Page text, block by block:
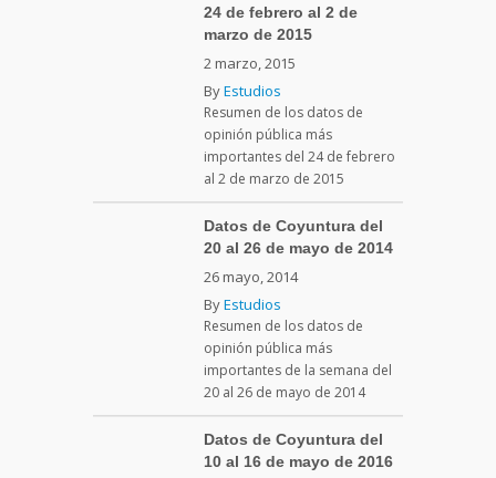
24 de febrero al 2 de
marzo de 2015
2 marzo, 2015
ByEstudios
Resumen de los datos de
opinión pública más
importantes del 24 de febrero
al 2 de marzo de 2015
Datos de Coyuntura del
20 al 26 de mayo de 2014
26 mayo, 2014
ByEstudios
Resumen de los datos de
opinión pública más
importantes de la semana del
20 al 26 de mayo de 2014
Datos de Coyuntura del
10 al 16 de mayo de 2016